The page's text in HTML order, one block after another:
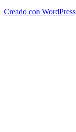
Creado con WordPress